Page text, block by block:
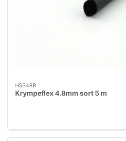
HSS48B
Krympeflex 4.8mm sort 5 m